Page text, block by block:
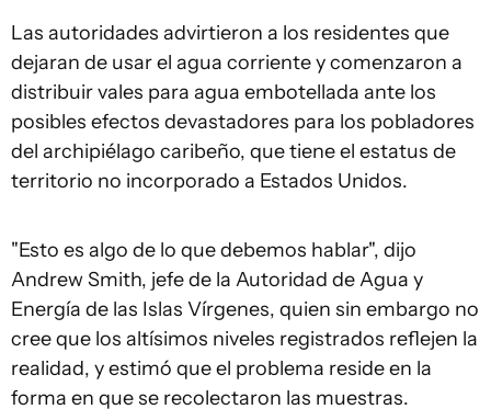
Las autoridades advirtieron a los residentes que
dejaran de usar el agua corriente y comenzaron a
distribuir vales para agua embotellada ante los
posibles efectos devastadores para los pobladores
del archipiélago caribeño, que tiene el estatus de
territorio no incorporado a Estados Unidos.
"Esto es algo de lo que debemos hablar", dijo
Andrew Smith, jefe de la Autoridad de Agua y
Energía de las Islas Vírgenes, quien sin embargo no
cree que los altísimos niveles registrados reflejen la
realidad, y estimó que el problema reside en la
forma en que se recolectaron las muestras.